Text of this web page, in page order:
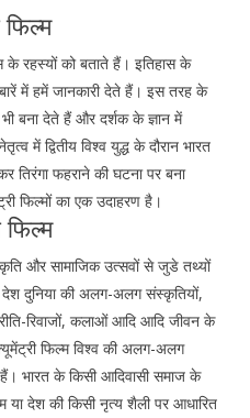
के रहस्यों को बताते हैं। इतिहास के
में हमें जानकारी देते हैं। इस तरह के
बना देते हैं और दर्शक के ज्ञान में
में द्वितीय विश्व युद्ध के दौरान भारत
तिरंगा फहराने की घटना पर बना
फिल्मों का एक उदाहरण है।
और सामाजिक उत्सवों से जुडे तथ्यों
दुनिया की अलग-अलग संस्कृतियों,
रिवाजों, कलाओं आदि आदि जीवन के
फिल्म विश्व की अलग-अलग
भारत के किसी आदिवासी समाज के
या देश की किसी नृत्य शैली पर आधारित